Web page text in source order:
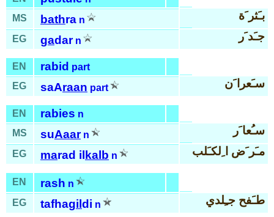
MS
bathra n بـَثر َة
EG gadar n جـَد َر
EN rabid part
EG
saAraan part سـَعرا َن
EN rabies n
MS
suAaar n سـُعا َر
EG marad il kalb n مـَر َض ا ِلكـَلب
EN rash n
EG
tafhagil di n طـَفح جـِلدي